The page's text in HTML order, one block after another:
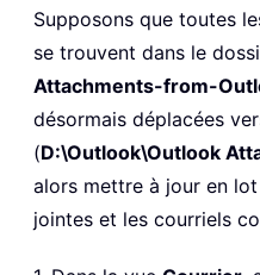
Supposons que toutes
se trouvent dans le
Attachments-from-
désormais déplacées
(D:\Outlook\Outlook
alors mettre à jour en
jointes et les courriels